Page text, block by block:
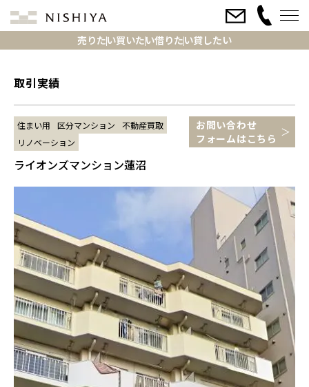
売りたい買いたい借りたい貸したい
取引実績
住まい用 区分マンション
不動産買取
リノベーション
お問い合わせ
フォームはこちら
ライオンズマンション蓮沼